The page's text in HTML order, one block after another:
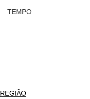
TEMPO
REGIÃO